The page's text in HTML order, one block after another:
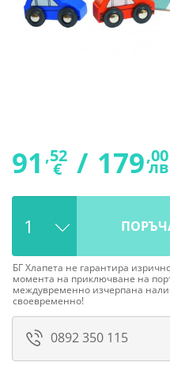
91 ,52
€ / 179,00
БГ Хлапета не гарантира
момента на приключване на
междувременно изчерпана
своевременно!
0892 350 115